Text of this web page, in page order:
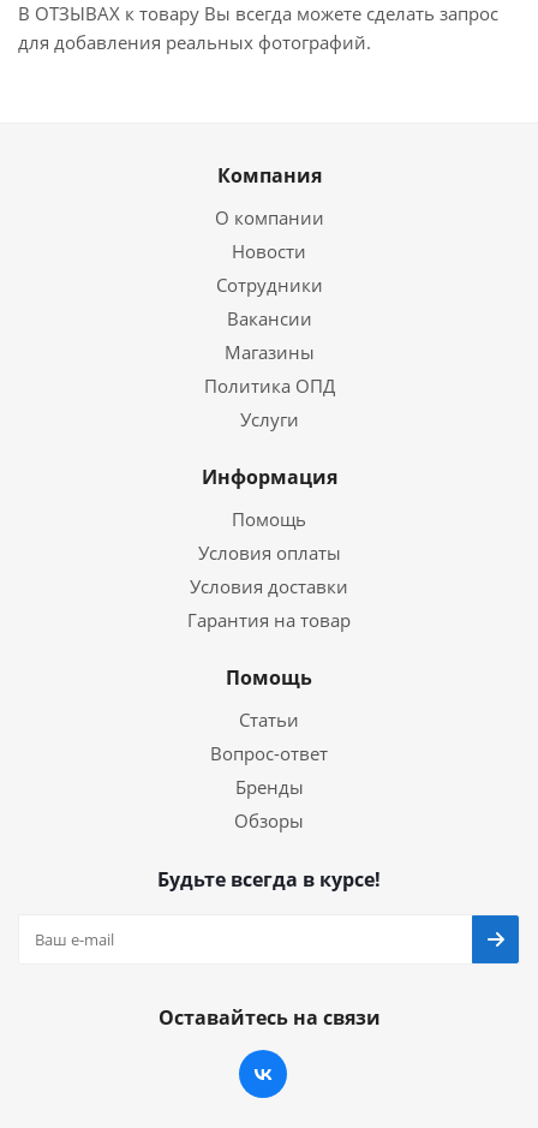
В ОТЗЫВАХ к товару Вы всегда можете сделать запрос
для добавления реальных фотографий.
Компания
О компании
Новости
Сотрудники
Вакансии
Магазины
Политика ОПД
Услуги
Информация
Помощь
Условия оплаты
Условия доставки
Гарантия на товар
Помощь
Статьи
Вопрос-ответ
Бренды
Обзоры
Будьте всегда в курсе!
Оставайтесь на связи